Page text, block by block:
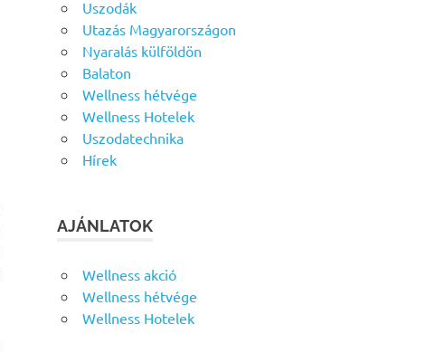
Uszodák
Utazás Magyarországon
Nyaralás külföldön
Balaton
Wellness hétvége
Wellness Hotelek
Uszodatechnika
Hírek
AJÁNLATOK
Wellness akció
Wellness hétvége
Wellness Hotelek